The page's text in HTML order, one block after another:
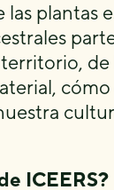
plantas
cómo
ICEERS?